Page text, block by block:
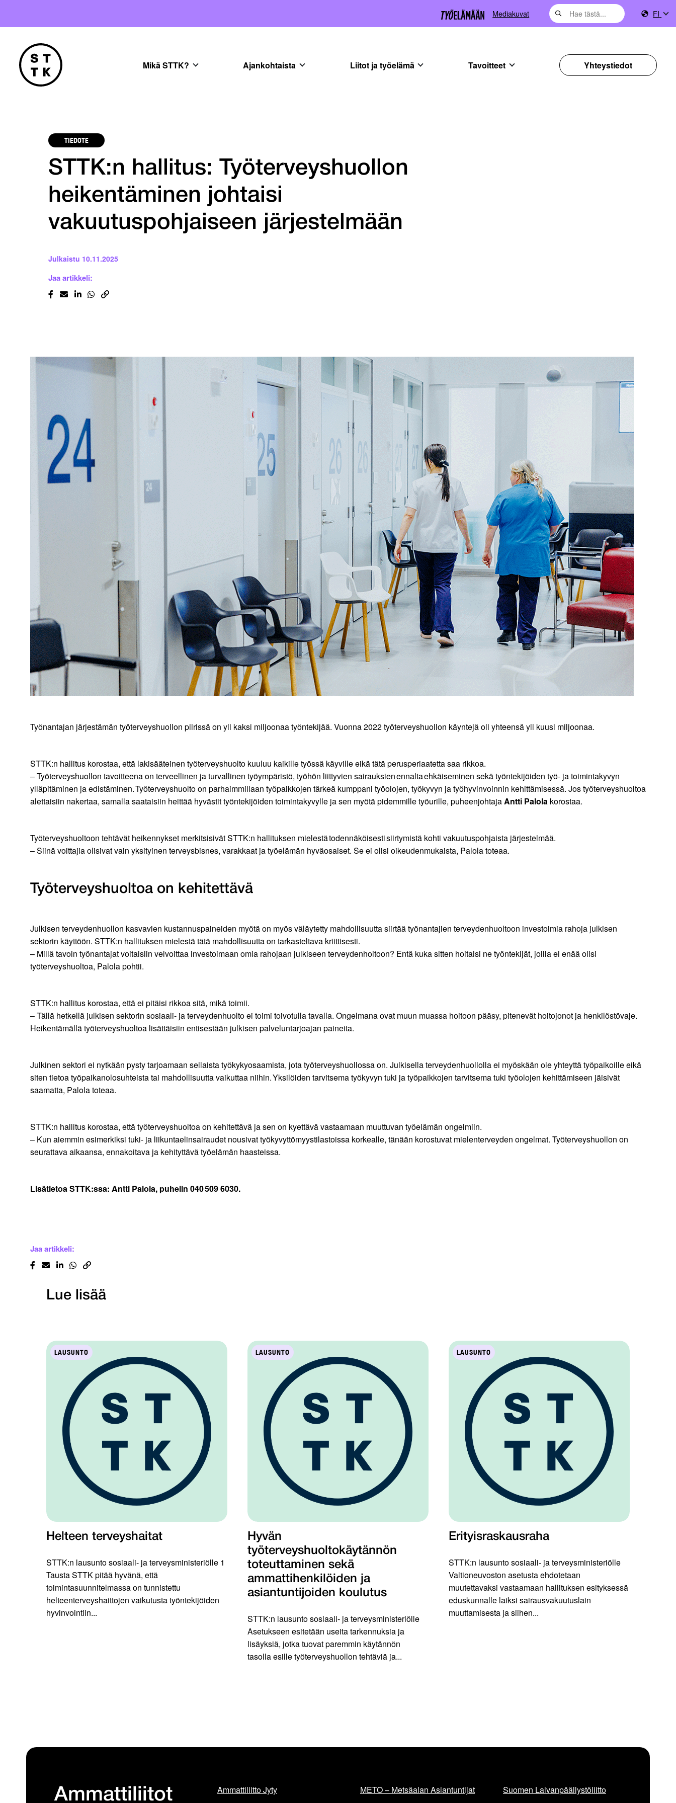
Mediakuvat FI
Mikä STTK? Ajankohtaista Liitot ja työelämä Tavoitteet Yhteystiedot
TIEDOTE
STTK:n hallitus: Työterveyshuollon
heikentäminen johtaisi
vakuutuspohjaiseen järjestelmään
Julkaistu 10.11.2025
Jaa artikkeli:
Työnantajan järjestämän työterveyshuollon piirissä on yli kaksi miljoonaa työntekijää. Vuonna 2022 työterveyshuollon käyntejä oli yhteensä yli kuusi miljoonaa.
STTK:n hallitus korostaa, että lakisääteinen työterveyshuolto kuuluu kaikille työssä käyville eikä tätä perusperiaatetta saa rikkoa.
– Työterveyshuollon tavoitteena on terveellinen ja turvallinen työympäristö, työhön liittyvien sairauksien ennalta ehkäiseminen sekä työntekijöiden työ- ja toimintakyvyn
ylläpitäminen ja edistäminen. Työterveyshuolto on parhaimmillaan työpaikkojen tärkeä kumppani työolojen, työkyvyn ja työhyvinvoinnin kehittämisessä. Jos työterveyshuoltoa
alettaisiin nakertaa, samalla saataisiin heittää hyvästit työntekijöiden toimintakyvylle ja sen myötä pidemmille työurille, puheenjohtajaAntti Palola korostaa.
Työterveyshuoltoon tehtävät heikennykset merkitsisivät STTK:n hallituksen mielestä todennäköisesti siirtymistä kohti vakuutuspohjaista järjestelmää.
– Siinä voittajia olisivat vain yksityinen terveysbisnes, varakkaat ja työelämän hyväosaiset. Se ei olisi oikeudenmukaista, Palola toteaa.
Työterveyshuoltoa on kehitettävä
Julkisen terveydenhuollon kasvavien kustannuspaineiden myötä on myös väläytetty mahdollisuutta siirtää työnantajien terveydenhuoltoon investoimia rahoja julkisen
sektorin käyttöön. STTK:n hallituksen mielestä tätä mahdollisuutta on tarkasteltava kriittisesti.
– Millä tavoin työnantajat voitaisiin velvoittaa investoimaan omia rahojaan julkiseen terveydenhoitoon? Entä kuka sitten hoitaisi ne työntekijät, joilla ei enää olisi
työterveyshuoltoa, Palola pohtii.
STTK:n hallitus korostaa, että ei pitäisi rikkoa sitä, mikä toimii.
– Tällä hetkellä julkisen sektorin sosiaali- ja terveydenhuolto ei toimi toivotulla tavalla. Ongelmana ovat muun muassa hoitoon pääsy, pitenevät hoitojonot ja henkilöstövaje.
Heikentämällä työterveyshuoltoa lisättäisiin entisestään julkisen palveluntarjoajan paineita.
Julkinen sektori ei nytkään pysty tarjoamaan sellaista työkykyosaamista, jota työterveyshuollossa on. Julkisella terveydenhuollolla ei myöskään ole yhteyttä työpaikoille eikä
siten tietoa työpaikanolosuhteista tai mahdollisuutta vaikuttaa niihin. Yksilöiden tarvitsema työkyvyn tuki ja työpaikkojen tarvitsema tuki työolojen kehittämiseen jäisivät
saamatta, Palola toteaa.
STTK:n hallitus korostaa, että työterveyshuoltoa on kehitettävä ja sen on kyettävä vastaamaan muuttuvan työelämän ongelmiin.
– Kun aiemmin esimerkiksi tuki- ja liikuntaelinsairaudet nousivat työkyvyttömyystilastoissa korkealle, tänään korostuvat mielenterveyden ongelmat. Työterveyshuollon on
seurattava aikaansa, ennakoitava ja kehityttävä työelämän haasteissa.
Lisätietoa STTK:ssa: Antti Palola, puhelin 040 509 6030.
Jaa artikkeli:
Lue lisää
LAUSUNTO
Helteen terveyshaitat
STTK:n lausunto sosiaali- ja terveysministeriölle 1
Tausta STTK pitää hyvänä, että
toimintasuunnitelmassa on tunnistettu
helteenterveyshaittojen vaikutusta työntekijöiden
hyvinvointiin...
LAUSUNTO
Hyvän
työterveyshuoltokäytännön
toteuttaminen sekä
ammattihenkilöiden ja
asiantuntijoiden koulutus
STTK:n lausunto sosiaali- ja terveysministeriölle
Asetukseen esitetään useita tarkennuksia ja
lisäyksiä, jotka tuovat paremmin käytännön
tasolla esille työterveyshuollon tehtäviä ja...
LAUSUNTO
Erityisraskausraha
STTK:n lausunto sosiaali- ja terveysministeriölle
Valtioneuvoston asetusta ehdotetaan
muutettavaksi vastaamaan hallituksen esityksessä
eduskunnalle laiksi sairausvakuutuslain
muuttamisesta ja siihen...
Ammattiliitot Ammattiliitto Jyty METO – Metsäalan Asiantuntijat Suomen Laivanpäällystöliitto